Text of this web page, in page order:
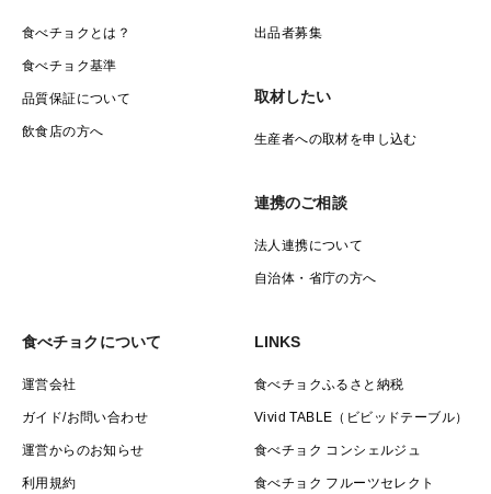
食べチョクとは？
食べチョク基準
品質保証について
飲食店の方へ
出品者募集
取材したい
生産者への取材を申し込む
連携のご相談
法人連携について
自治体・省庁の方へ
食べチョクについて
運営会社
ガイド/お問い合わせ
運営からのお知らせ
利用規約
LINKS
食べチョクふるさと納税
Vivid TABLE（ビビッドテーブル）
食べチョク コンシェルジュ
食べチョク フルーツセレクト